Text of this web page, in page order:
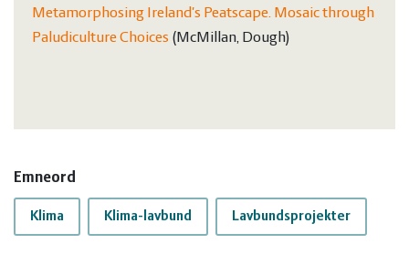
Metamorphosing Ireland's Peatscape. Mosaic through
Paludiculture Choices (McMillan, Dough)
Emneord
Klima Klima-lavbund Lavbundsprojekter